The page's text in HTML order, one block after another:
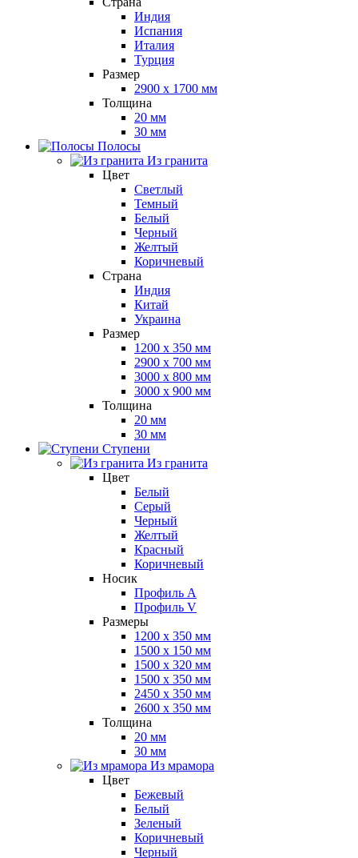
Индия
Испания
Италия
Турция
Размер
2900 x 1700 мм
Толщина
20 мм
30 мм
Полосы
Из гранита
Цвет
Светлый
Темный
Белый
Черный
Желтый
Коричневый
Страна
Индия
Китай
Украина
Размер
1200 x 350 мм
2900 x 700 мм
3000 x 800 мм
3000 x 900 мм
Толщина
20 мм
30 мм
Ступени
Из гранита
Цвет
Белый
Серый
Черный
Желтый
Красный
Коричневый
Носик
Профиль A
Профиль V
Размеры
1200 x 350 мм
1500 x 150 мм
1500 x 320 мм
1500 x 350 мм
2450 x 350 мм
2600 x 350 мм
Толщина
20 мм
30 мм
Из мрамора
Цвет
Бежевый
Белый
Зеленый
Коричневый
Черный